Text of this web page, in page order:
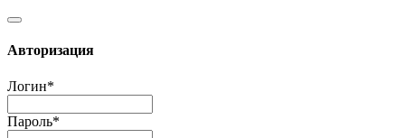
Авторизация
Логин*
Пароль*